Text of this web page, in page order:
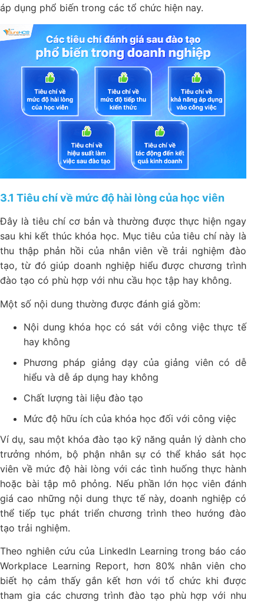
áp dụng phổ biến trong các tổ chức hiện nay.
3.1 Tiêu chí về mức độ hài lòng của học viên
Đây là tiêu chí cơ bản và thường được thực hiện ngay
sau khi kết thúc khóa học. Mục tiêu của tiêu chí này là
thu thập phản hồi của nhân viên về trải nghiệm đào
tạo, từ đó giúp doanh nghiệp hiểu được chương trình
đào tạo có phù hợp với nhu cầu học tập hay không.
Một số nội dung thường được đánh giá gồm:
Nội dung khóa học có sát với công việc thực tế
hay không
Phương pháp giảng dạy của giảng viên có dễ
hiểu và dễ áp dụng hay không
Chất lượng tài liệu đào tạo
Mức độ hữu ích của khóa học đối với công việc
Ví dụ, sau một khóa đào tạo kỹ năng quản lý dành cho
trưởng nhóm, bộ phận nhân sự có thể khảo sát học
viên về mức độ hài lòng với các tình huống thực hành
hoặc bài tập mô phỏng. Nếu phần lớn học viên đánh
giá cao những nội dung thực tế này, doanh nghiệp có
thể tiếp tục phát triển chương trình theo hướng đào
tạo trải nghiệm.
Theo nghiên cứu của LinkedIn Learning trong báo cáo
Workplace Learning Report, hơn 80% nhân viên cho
biết họ cảm thấy gắn kết hơn với tổ chức khi được
tham gia các chương trình đào tạo phù hợp với nhu